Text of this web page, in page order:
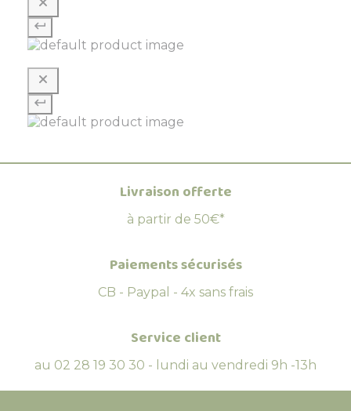
Livraison offerte
à partir de 50€*
Paiements sécurisés
CB - Paypal - 4x sans frais
Service client
au 02 28 19 30 30 - lundi au vendredi 9h -13h